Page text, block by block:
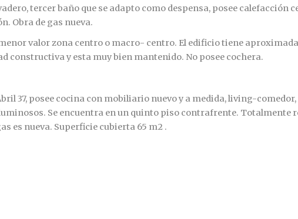
tercer baño que se adapto como despensa, posee calefacción
Obra de gas nueva.
valor zona centro o macro- centro. El edificio tiene
constructiva y esta muy bien mantenido. No posee cochera.
37, posee cocina con mobiliario nuevo y a medida, living-
Se encuentra en un quinto piso contrafrente. Totalmente
es nueva. Superficie cubierta 65 m2 .